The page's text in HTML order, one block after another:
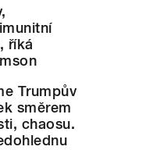
říká
Trumpův
směrem
chaosu.